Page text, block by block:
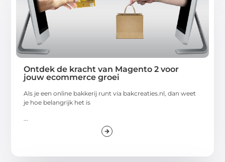
Ontdek de kracht van Magento 2 voor
jouw ecommerce groei
Als je een online bakkerij runt via bakcreaties.nl, dan weet
je hoe belangrijk het is
...